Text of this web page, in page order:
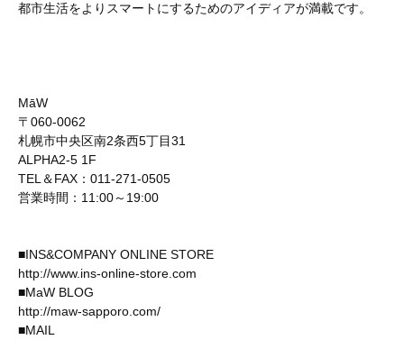
都市生活をよりスマートにするためのアイディアが満載です。
MāW
〒060-0062
札幌市中央区南2条西5丁目31
ALPHA2-5 1F
TEL＆FAX：011-271-0505
営業時間：11:00～19:00
■INS&COMPANY ONLINE STORE
http://www.ins-online-store.com
■MaW BLOG
http://maw-sapporo.com/
■MAIL